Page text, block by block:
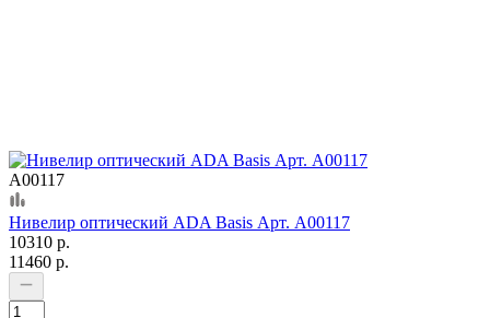
А00117
Нивелир оптический ADA Basis Арт. А00117
10310 р.
11460 р.